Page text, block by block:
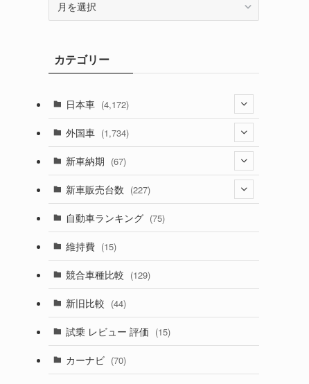
ブカテゴリー
日本車 (4,172)
(1,321)
(329)
(525)
(357)
(328)
(194)
(230)
(253)
外国車 (1,734)
(188)
(242)
(85)
(84)
(14)
(222)
(50)
(58)
新車納期 (67)
(28)
(8)
(3)
(3)
(5)
(1)
新車販売台数 (227)
(21)
(5)
(7)
(5)
自動車ランキング (75)
維持費 (15)
競合車種比較 (129)
新旧比較 (44)
試乗 レビュー 評価 (15)
カーナビ (70)